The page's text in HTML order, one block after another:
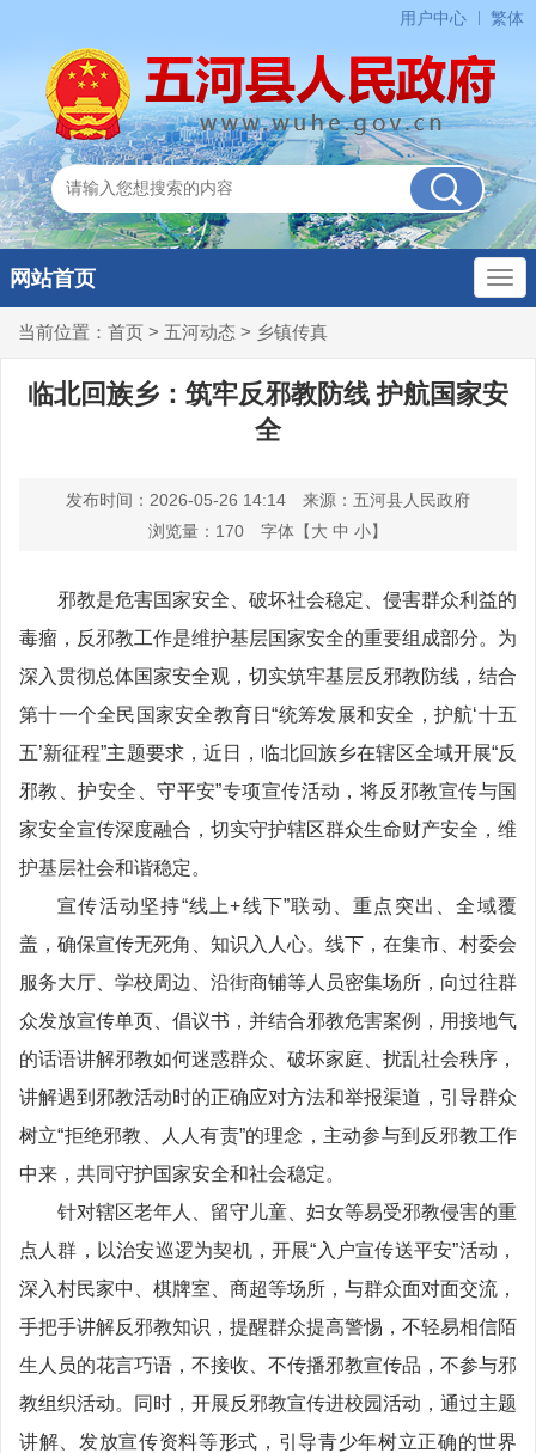
用户中心 繁体
网站首页
当前位置： 首页 > 五河动态 > 乡镇传真
临北回族乡：筑牢反邪教防线 护航国家安
全
发布时间：2026-05-26 14:14
来源：五河县人民政府
浏览量： 170 字体【大 中 小】
邪教是危害国家安全、破坏社会稳定、侵害群众利益的
毒瘤，反邪教工作是维护基层国家安全的重要组成部分。为
深入贯彻总体国家安全观，切实筑牢基层反邪教防线，结合
第十一个全民国家安全教育日“统筹发展和安全，护航‘十五
五’新征程”主题要求，近日，临北回族乡在辖区全域开展“反
邪教、护安全、守平安”专项宣传活动，将反邪教宣传与国
家安全宣传深度融合，切实守护辖区群众生命财产安全，维
护基层社会和谐稳定。
宣传活动坚持“线上+线下”联动、重点突出、全域覆
盖，确保宣传无死角、知识入人心。线下，在集市、村委会
服务大厅、学校周边、沿街商铺等人员密集场所，向过往群
众发放宣传单页、倡议书，并结合邪教危害案例，用接地气
的话语讲解邪教如何迷惑群众、破坏家庭、扰乱社会秩序，
讲解遇到邪教活动时的正确应对方法和举报渠道，引导群众
树立“拒绝邪教、人人有责”的理念，主动参与到反邪教工作
中来，共同守护国家安全和社会稳定。
针对辖区老年人、留守儿童、妇女等易受邪教侵害的重
点人群，以治安巡逻为契机，开展“入户宣传送平安”活动，
深入村民家中、棋牌室、商超等场所，与群众面对面交流，
手把手讲解反邪教知识，提醒群众提高警惕，不轻易相信陌
生人员的花言巧语，不接收、不传播邪教宣传品，不参与邪
教组织活动。同时，开展反邪教宣传进校园活动，通过主题
讲解、发放宣传资料等形式，引导青少年树立正确的世界